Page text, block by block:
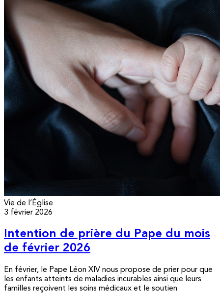
Vie de l’Église
3 février 2026
Intention de prière du Pape du mois
de février 2026
En février, le Pape Léon XIV nous propose de prier pour que
les enfants atteints de maladies incurables ainsi que leurs
familles reçoivent les soins médicaux et le soutien